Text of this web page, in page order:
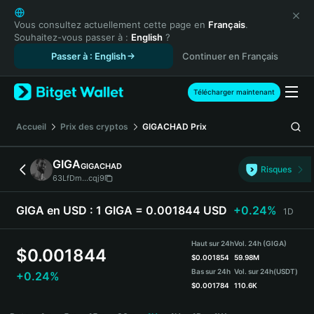
English
日本語
Tiếng Việt
Español (Latinoamérica)
Türkçe
Français
Deutsch
简体中文
繁體中文
Português (Portugal)
Bahasa Indonesia
ภาษาไทย
Español
Español (Argentina)
Vous consultez actuellement cette page en Français.
Souhaitez-vous passer à : English ?
Passer à : English
Continuer en Français
Télécharger maintenant
Accueil Prix des cryptos GIGACHAD Prix
GIGAGIGACHAD
63LfDm...cqj9
Risques
GIGA en USD : 1 GIGA = 0.001844 USD +0.24% 1D
$0.001844
+0.24%
Haut sur 24h
$0.001854
Bas sur 24h
$0.001784
Vol. 24h (GIGA)
59.98M
Vol. sur 24h(USDT)
110.6K